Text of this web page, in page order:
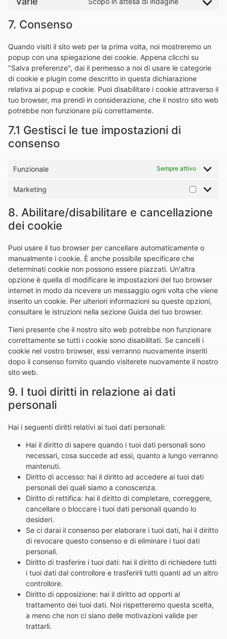
7. Consenso
Quando visiti il sito web per la prima volta, noi mostreremo un
popup con una spiegazione dei cookie. Appena clicchi su
"Salva preferenze", dai il permesso a noi di usare le categorie
di cookie e plugin come descritto in questa dichiarazione
relativa ai popup e cookie. Puoi disabilitare i cookie attraverso il
tuo browser, ma prendi in considerazione, che il nostro sito web
potrebbe non funzionare più correttamente.
7.1 Gestisci le tue impostazioni di
consenso
Funzionale Sempre attivo
Marketing
8. Abilitare/disabilitare e cancellazione
dei cookie
Puoi usare il tuo browser per cancellare automaticamente o
manualmente i cookie. È anche possibile specificare che
determinati cookie non possono essere piazzati. Un'altra
opzione è quella di modificare le impostazioni del tuo browser
internet in modo da ricevere un messaggio ogni volta che viene
inserito un cookie. Per ulteriori informazioni su queste opzioni,
consultare le istruzioni nella sezione Guida del tuo browser.
Tieni presente che il nostro sito web potrebbe non funzionare
correttamente se tutti i cookie sono disabilitati. Se cancelli i
cookie nel vostro browser, essi verranno nuovamente inseriti
dopo il consenso fornito quando visiterete nuovamente il nostro
sito web.
9. I tuoi diritti in relazione ai dati
personali
Hai i seguenti diritti relativi ai tuoi dati personali:
Hai il diritto di sapere quando i tuoi dati personali sono
necessari, cosa succede ad essi, quanto a lungo verranno
mantenuti.
Diritto di accesso: hai il diritto ad accedere ai tuoi dati
personali dei quali siamo a conoscenza.
Diritto di rettifica: hai il diritto di completare, correggere,
cancellare o bloccare i tuoi dati personali quando lo
desideri.
Se ci darai il consenso per elaborare i tuoi dati, hai il diritto
di revocare questo consenso e di eliminare i tuoi dati
personali.
Diritto di trasferire i tuoi dati: hai il diritto di richiedere tutti
i tuoi dati dal controllore e trasferirli tutti quanti ad un altro
controllore.
Diritto di opposizione: hai il diritto ad opporti al
trattamento dei tuoi dati. Noi rispetteremo questa scelta,
a meno che non ci siano delle motivazioni valide per
trattarli.